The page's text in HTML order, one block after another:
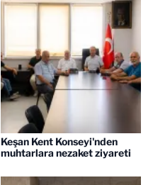
Keşan Kent Konseyi'nden
muhtarlara nezaket ziyareti